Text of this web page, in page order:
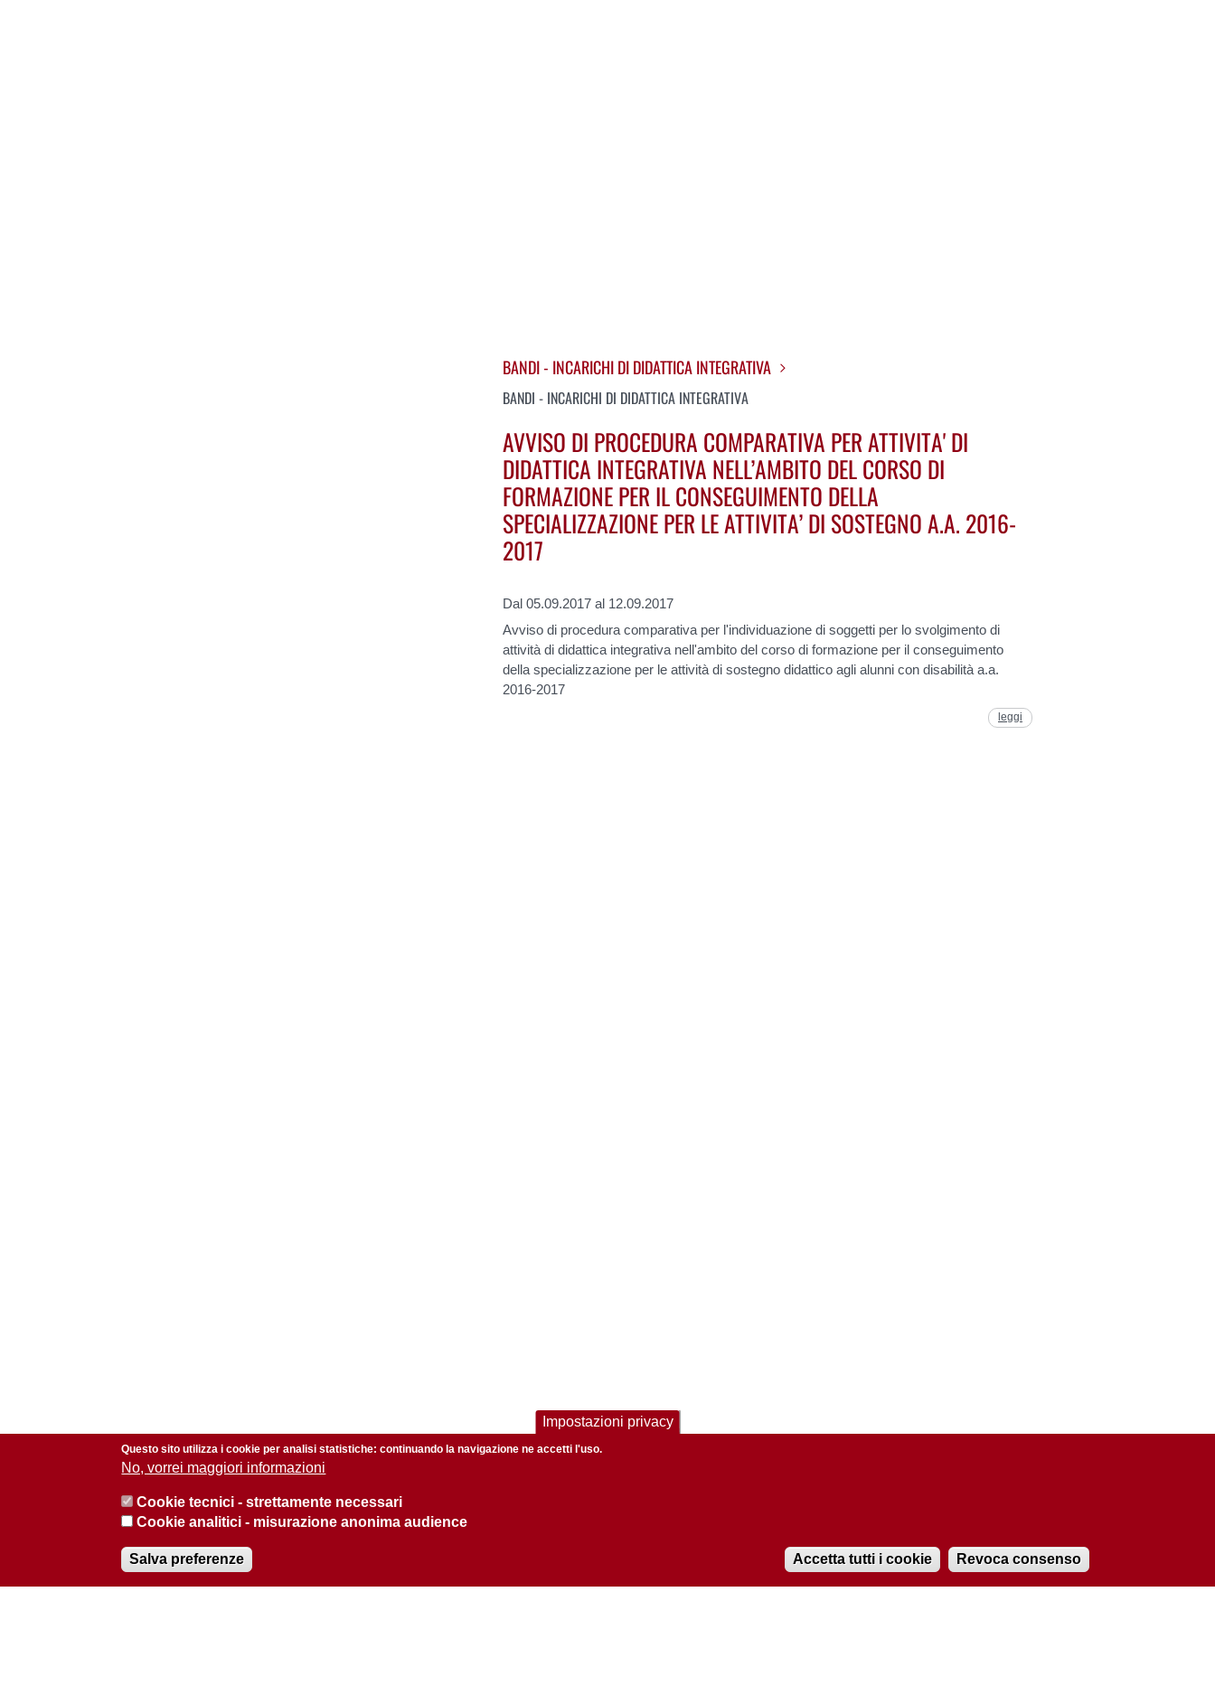
BANDI - INCARICHI DI DIDATTICA INTEGRATIVA
BANDI - INCARICHI DI DIDATTICA INTEGRATIVA
AVVISO DI PROCEDURA COMPARATIVA PER ATTIVITA' DI
DIDATTICA INTEGRATIVA NELL’AMBITO DEL CORSO DI
FORMAZIONE PER IL CONSEGUIMENTO DELLA
SPECIALIZZAZIONE PER LE ATTIVITA’ DI SOSTEGNO A.A. 2016-
2017
Dal 05.09.2017 al 12.09.2017
Avviso di procedura comparativa per l'individuazione di soggetti per lo svolgimento di
attività di didattica integrativa nell'ambito del corso di formazione per il conseguimento
della specializzazione per le attività di sostegno didattico agli alunni con disabilità a.a.
2016-2017
leggi
Impostazioni privacy
Questo sito utilizza i cookie per analisi statistiche: continuando la navigazione ne accetti l'uso.
No, vorrei maggiori informazioni
Cookie tecnici - strettamente necessari
Cookie analitici - misurazione anonima audience
Salva preferenze Accetta tutti i cookie Revoca consenso